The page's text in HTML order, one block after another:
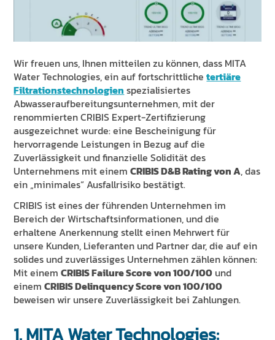
Wir freuen uns, Ihnen mitteilen zu können, dass MITA
Water Technologies, ein auf fortschrittlichetertiäre
Filtrationstechnologien spezialisiertes
Abwasseraufbereitungsunternehmen, mit der
renommierten CRIBIS Expert-Zertifizierung
ausgezeichnet wurde: eine Bescheinigung für
hervorragende Leistungen in Bezug auf die
Zuverlässigkeit und finanzielle Solidität des
Unternehmens mit einemCRIBIS D&B Rating von A, das
ein „minimales“ Ausfallrisiko bestätigt.
CRIBIS ist eines der führenden Unternehmen im
Bereich der Wirtschaftsinformationen, und die
erhaltene Anerkennung stellt einen Mehrwert für
unsere Kunden, Lieferanten und Partner dar, die auf ein
solides und zuverlässiges Unternehmen zählen können:
Mit einemCRIBIS Failure Score von 100/100 und
einemCRIBIS Delinquency Score von 100/100
beweisen wir unsere Zuverlässigkeit bei Zahlungen.